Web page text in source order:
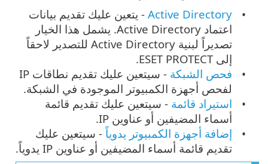
Active Directory- يتعين عليك تقديم بيانات
اعتماد Active Directory. يشمل هذا الخيار
تصديراً لبنية Active Directory للتصدير لاحقاً
إلى ESET PROTECT.
فحص الشبكة
- سيتعين عليك تقديم نطاقات IP
لفحص أجهزة الكمبيوتر الموجودة في الشبكة.
استيراد قائمة - سيتعين عليك تقديم قائمة
أسماء المضيفين أو عناوين IP.
إضافة أجهزة الكمبيوتر يدوياً- سيتعين عليك
تقديم قائمة أسماء المضيفين أو عناوين IP يدوياً.